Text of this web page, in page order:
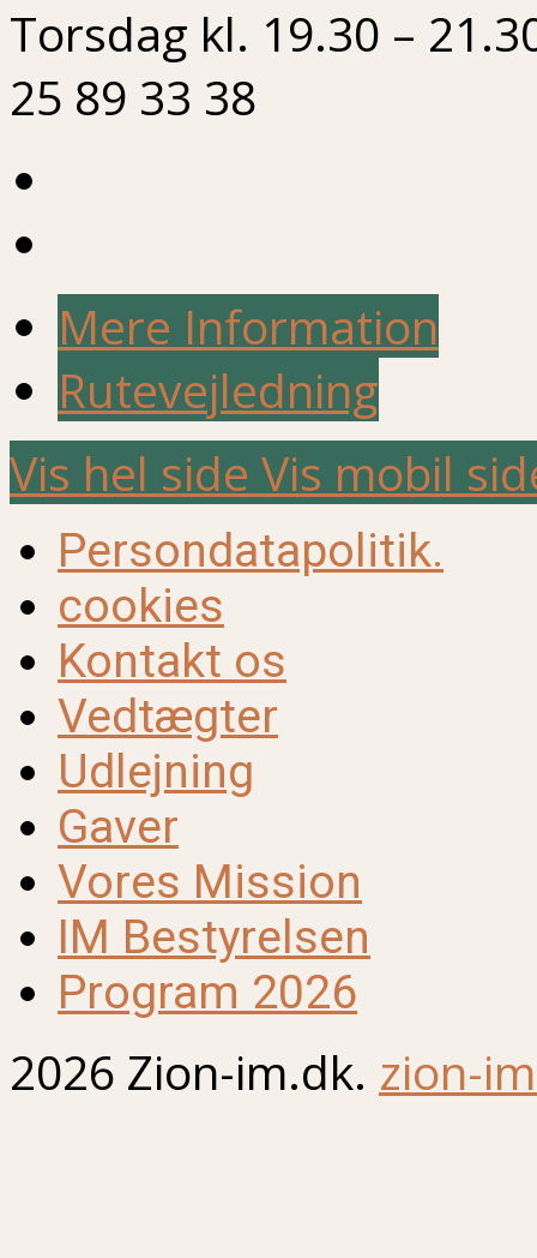
Torsdag kl. 19.30 –
25 89 33 38
Mere Information
Rutevejledning
Vis hel side Vis mobil
Persondatapolitik.
cookies
Kontakt os
Vedtægter
Udlejning
Gaver
Vores Mission
IM Bestyrelsen
Program 2026
2026 Zion-im.dk. zion-